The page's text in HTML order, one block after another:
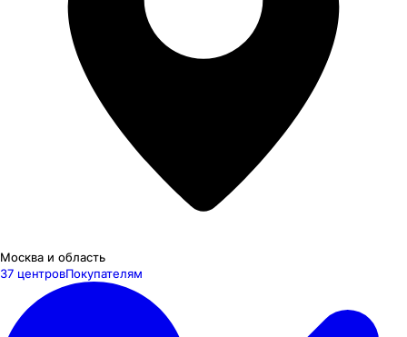
Москва и область
37 центровПокупателям